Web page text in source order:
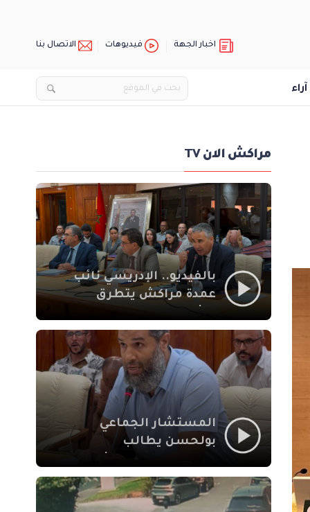
اخبار الجهة فيديوهات الاتصال بنا
آراء
مراكش الان TV
بالفيديو.. الإدريسي نائب
عمدة مراكش يتطرق
الاجتماعي في نقل
المحطة الطرقية إلى
العزوزية
المستشار الجماعي
بولحسن يطالب
أشغال شارع علال
الفاسي بمراكش